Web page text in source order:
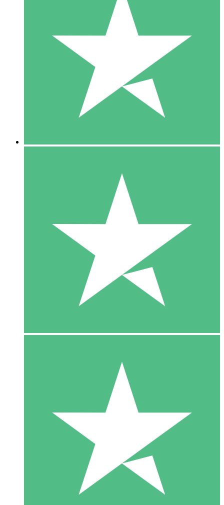
Packs de Crédits Individuels
Payez à l'utilisation avec des crédits de téléchargement. Sans
1 Téléchargement
10 00
10 Téléchargements
20 00